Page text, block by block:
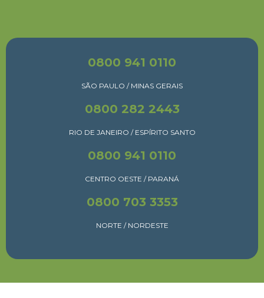
0800 941 0110
SÃO PAULO / MINAS GERAIS
0800 282 2443
RIO DE JANEIRO / ESPÍRITO SANTO
0800 941 0110
CENTRO OESTE / PARANÁ
0800 703 3353
NORTE / NORDESTE